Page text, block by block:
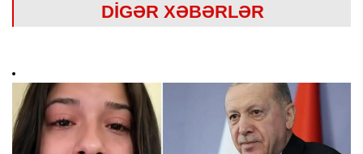
DİGƏR XƏBƏRLƏR